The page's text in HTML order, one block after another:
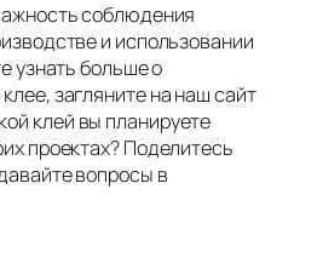
соблюдения
и использовании
узнать больше о
загляните на наш сайт
клей вы планируете
проектах? Поделитесь
вопросы в